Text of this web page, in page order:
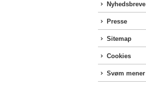
Nyhedsbreve
Presse
Sitemap
Cookies
Svøm mener